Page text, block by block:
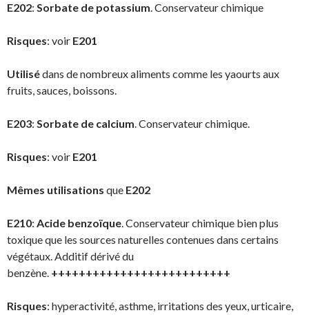
E202: Sorbate de potassium. Conservateur chimique
Risques: voir E201
Utilisédans de nombreux aliments comme les yaourts aux
fruits, sauces, boissons.
E203: Sorbate de calcium. Conservateur chimique.
Risques: voir E201
Mêmes utilisations que E202
E210: Acide benzoïque. Conservateur chimique bien plus
toxique que les sources naturelles contenues dans certains
végétaux. Additif dérivé du
benzène. ++++++++++++++++++++++++++
Risques: hyperactivité, asthme, irritations des yeux, urticaire,